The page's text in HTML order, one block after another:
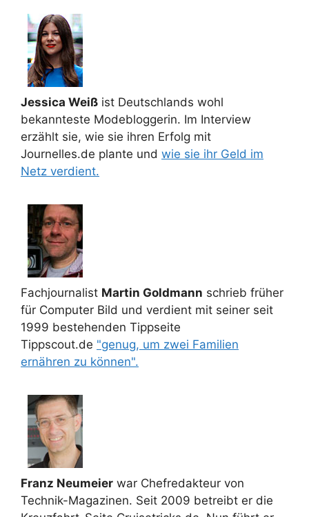
Jessica Weiß ist Deutschlands wohl
bekannteste Modebloggerin. Im Interview
erzählt sie, wie sie ihren Erfolg mit
Journelles.de plante und wie sie ihr Geld im
Netz verdient.
Fachjournalist Martin Goldmann schrieb früher
für Computer Bild und verdient mit seiner seit
1999 bestehenden Tippseite
Tippscout.de "genug, um zwei Familien
ernähren zu können".
Franz Neumeier war Chefredakteur von
Technik-Magazinen. Seit 2009 betreibt er die